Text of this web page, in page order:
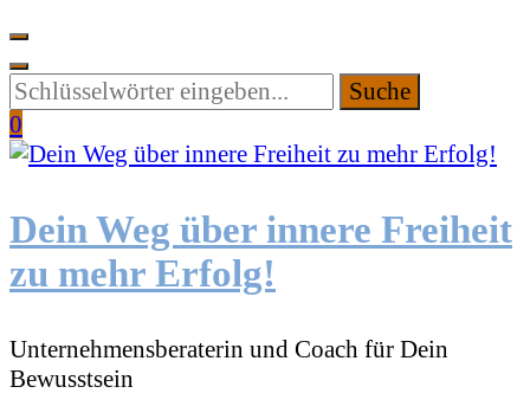
Suchen
Sie
etwas?
0
Dein Weg über innere Freiheit
zu mehr Erfolg!
Unternehmensberaterin und Coach für Dein
Bewusstsein